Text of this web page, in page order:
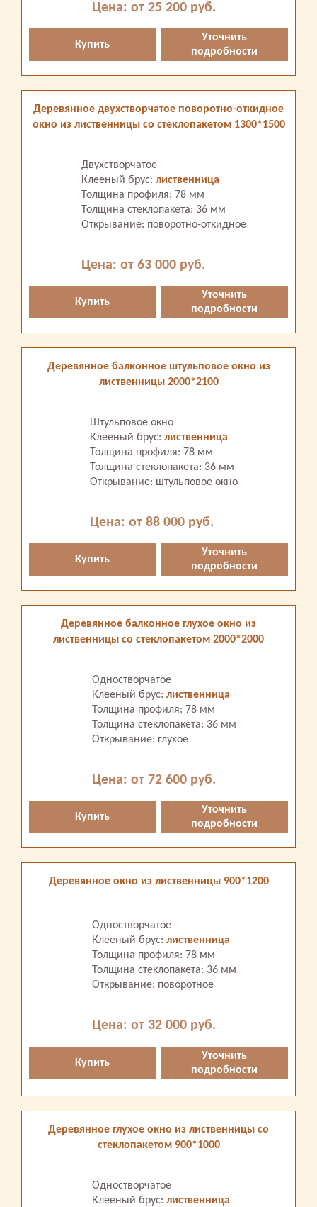
Цена: от 25 200 руб.
Купить
Уточнить
подробности
Деревянное двухстворчатое поворотно-откидное
окно из лиственницы со стеклопакетом 1300*1500
Двухстворчатое
Клееный брус: лиственница
Толщина профиля: 78 мм
Толщина стеклопакета: 36 мм
Открывание: поворотно-откидное
Цена: от 63 000 руб.
Купить
Уточнить
подробности
Деревянное балконное штульповое окно из
лиственницы 2000*2100
Штульповое окно
Клееный брус: лиственница
Толщина профиля: 78 мм
Толщина стеклопакета: 36 мм
Открывание: штульповое окно
Цена: от 88 000 руб.
Купить
Уточнить
подробности
Деревянное балконное глухое окно из
лиственницы со стеклопакетом 2000*2000
Одностворчатое
Клееный брус: лиственница
Толщина профиля: 78 мм
Толщина стеклопакета: 36 мм
Открывание: глухое
Цена: от 72 600 руб.
Купить
Уточнить
подробности
Деревянное окно из лиственницы 900*1200
Одностворчатое
Клееный брус: лиственница
Толщина профиля: 78 мм
Толщина стеклопакета: 36 мм
Открывание: поворотное
Цена: от 32 000 руб.
Купить
Уточнить
подробности
Деревянное глухое окно из лиственницы со
стеклопакетом 900*1000
Одностворчатое
Клееный брус: лиственница